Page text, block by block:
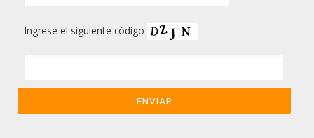
la parte legal de cada alumno
de selectividad 2021
Ingrese el siguiente código